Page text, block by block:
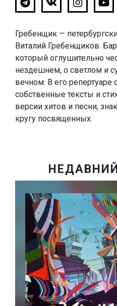
Гребенщик —
Виталий Гребенщиков.
который оглушительно
нездешнем, о светлом и
вечном. В его репертуаре
собственные тексты и
версии хитов и песни,
кругу посвященных.